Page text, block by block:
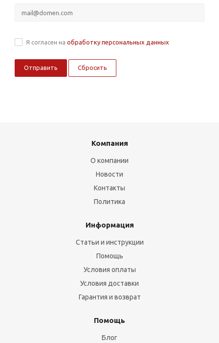
Я согласен на обработку персональных данных
Сбросить
Компания
О компании
Новости
Контакты
Политика
Информация
Статьи и инструкции
Помощь
Условия оплаты
Условия доставки
Гарантия и возврат
Помощь
Блог